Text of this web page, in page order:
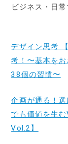
ビジネス・日
デザイン思考
考！〜基本を
38個の習慣〜
企画が通る！
でも価値を生
Vol.2】